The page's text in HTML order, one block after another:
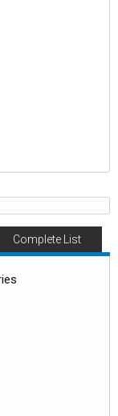
Complete List